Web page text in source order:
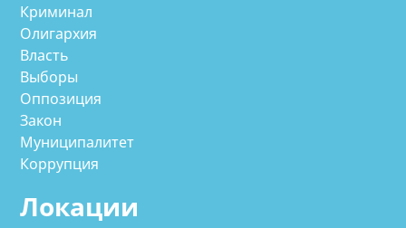
Криминал
Олигархия
Власть
Выборы
Оппозиция
Закон
Муниципалитет
Коррупция
Локации